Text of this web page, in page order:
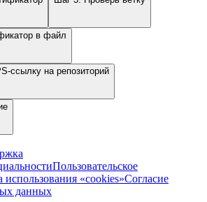
в файл
ссылку на репозиторий
Пользовательское
«cookies»Согласие
данных